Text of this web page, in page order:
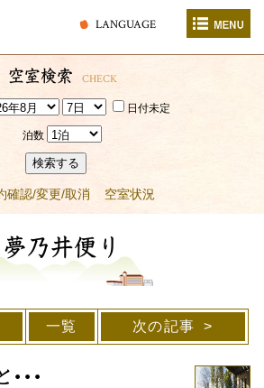
LANGUAGE
空室検索 CHECK
日付未定
泊数
検索する
確認/変更/取消 空室状況
夢乃井便り
一覧 次の記事
･･･